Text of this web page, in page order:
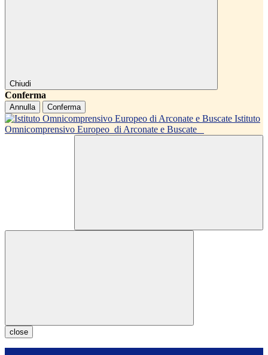
Chiudi
Conferma
Annulla Conferma
Istituto
Omnicomprensivo Europeo di Arconate e Buscate
close